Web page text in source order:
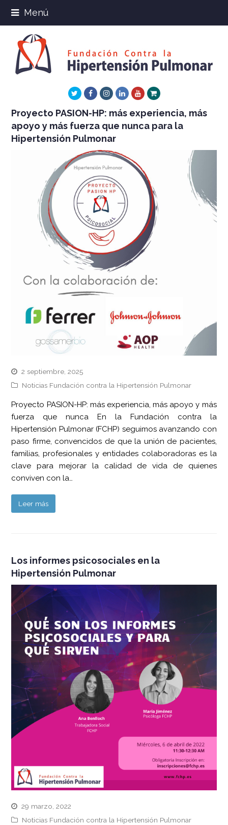
Menú
TwitterFacebookInstagram
LinkedInYoutube
Xing
Proyecto PASION-HP: más experiencia, más
apoyo y más fuerza que nunca para la
Hipertensión Pulmonar
2 septiembre, 2025
Noticias Fundación contra la Hipertensión Pulmonar
Proyecto PASION-HP: más experiencia, más apoyo y más
fuerza que nunca En la Fundación contra la
Hipertensión Pulmonar (FCHP) seguimos avanzando con
paso firme, convencidos de que la unión de pacientes,
familias, profesionales y entidades colaboradoras es la
clave para mejorar la calidad de vida de quienes
conviven con la…
Leer más
Los informes psicosociales en la
Hipertensión Pulmonar
29 marzo, 2022
Noticias Fundación contra la Hipertensión Pulmonar